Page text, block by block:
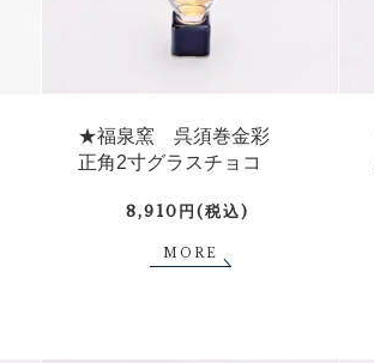
★福泉窯 呉須巻金彩
正角2寸グラスチョコ
8,910円(税込)
MORE